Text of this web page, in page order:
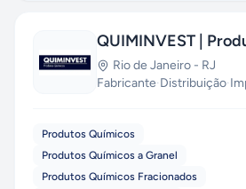
QUIMINVEST |
Rio de Janeiro - RJ
Fabricante·Distribuição·
Produtos Químicos
Produtos Químicos a Granel
Produtos Químicos Fracionados